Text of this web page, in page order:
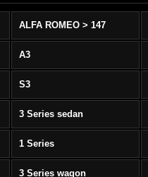
ALFA ROMEO > 147
A3
S3
3 Series sedan
1 Series
3 Series wagon